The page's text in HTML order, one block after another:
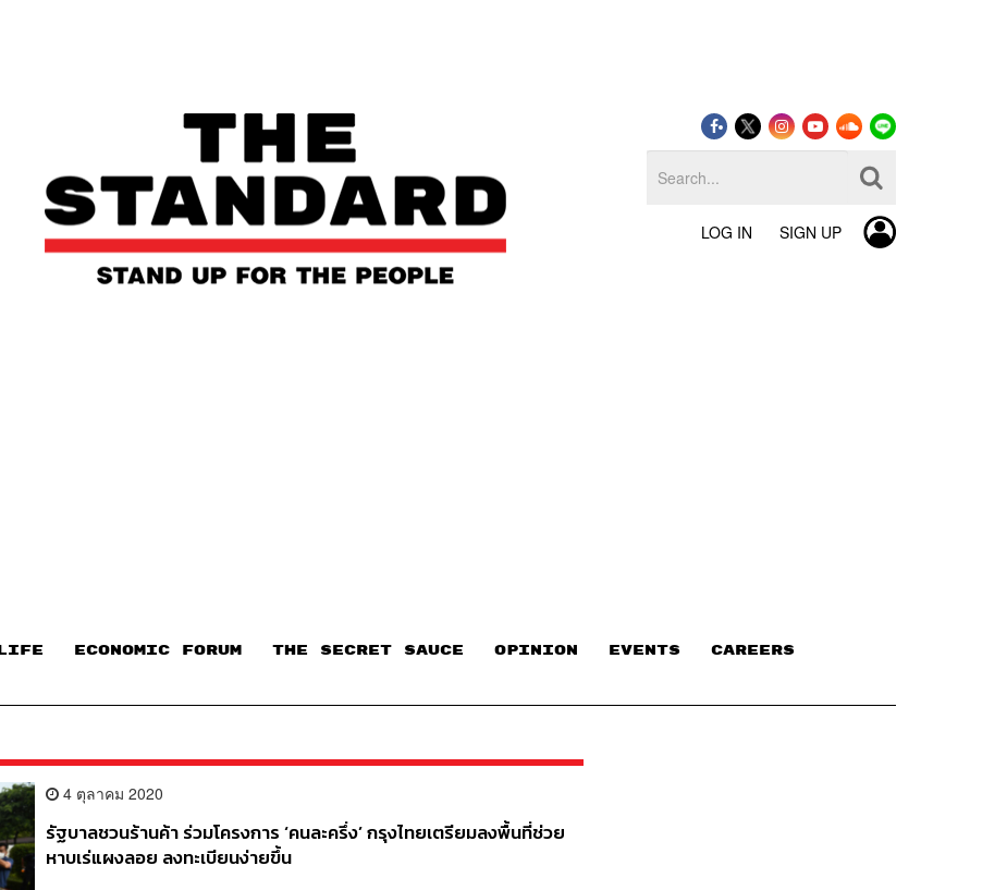
LOG IN SIGN UP
LIFE ECONOMIC FORUM THE SECRET SAUCE​ OPINION EVENTS CAREERS
4 ตุลาคม 2020
รัฐบาลชวนร้านค้า ร่วมโครงการ ‘คนละครึ่ง’ กรุงไทยเตรียมลงพื้นที่ช่วย
หาบเร่แผงลอย ลงทะเบียนง่ายขึ้น